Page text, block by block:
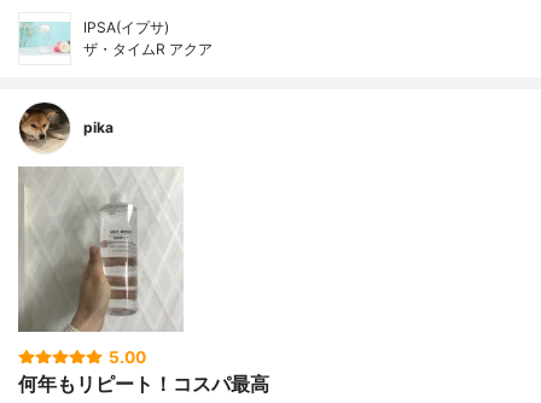
IPSA(イプサ)
ザ・タイムR アクア
pika
5.00
何年もリピート！コスパ最高